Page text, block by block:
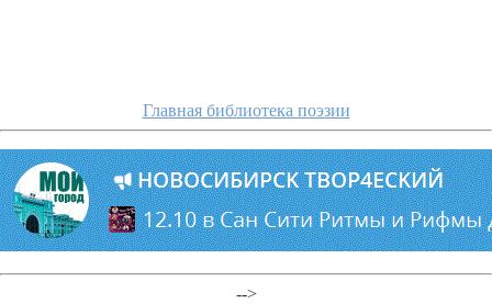
Главная библиотека поэзии
-->